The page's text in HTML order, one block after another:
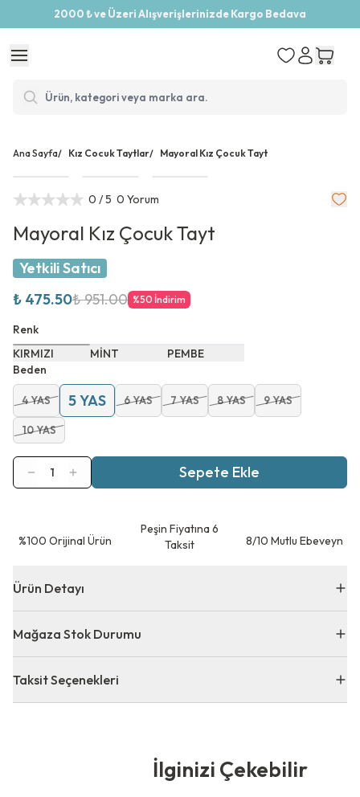
2000 ₺ ve Üzeri Alışverişlerinizde Kargo Bedava
Ana Sayfa/ Kız Cocuk Taytlar/ Mayoral Kız Çocuk Tayt
0 / 5 0 Yorum
Mayoral Kız Çocuk Tayt
Yetkili Satıcı
₺ 475.50₺ 951.00 %50 İndirim
Renk
KIRMIZI
MİNT
PEMBE
Beden
4 YAS 5 YAS 6 YAS 7 YAS 8 YAS 9 YAS
10 YAS
1 Sepete Ekle
⁠%100 Orijinal Ürün
Peşin Fiyatına 6
Taksit
8/10 Mutlu Ebeveyn
Ürün Detayı
Mağaza Stok Durumu
Taksit Seçenekleri
İlginizi Çekebilir